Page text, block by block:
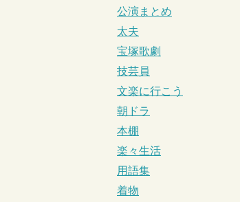
公演まとめ
太夫
宝塚歌劇
技芸員
文楽に行こう
朝ドラ
本棚
楽々生活
用語集
着物